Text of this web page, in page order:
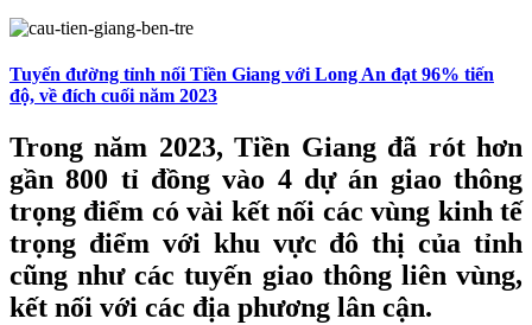
Tuyến đường tỉnh nối Tiền Giang với Long An đạt 96% tiến
độ, về đích cuối năm 2023
Trong năm 2023, Tiền Giang đã rót hơn
gần 800 tỉ đồng vào 4 dự án giao thông
trọng điểm có vài kết nối các vùng kinh tế
trọng điểm với khu vực đô thị của tỉnh
cũng như các tuyến giao thông liên vùng,
kết nối với các địa phương lân cận.